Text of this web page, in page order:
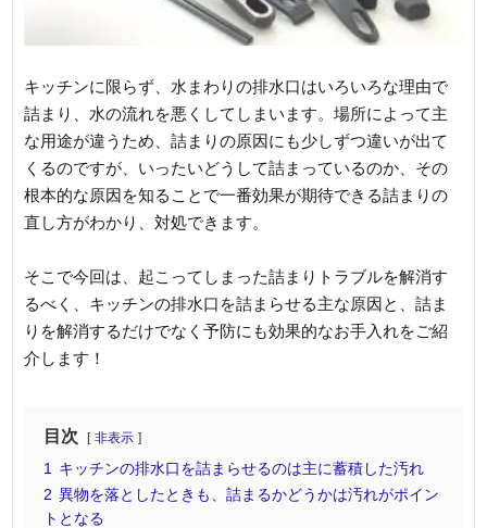
キッチンに限らず、水まわりの排水口はいろいろな理由で
詰まり、水の流れを悪くしてしまいます。場所によって主
な用途が違うため、詰まりの原因にも少しずつ違いが出て
くるのですが、いったいどうして詰まっているのか、その
根本的な原因を知ることで一番効果が期待できる詰まりの
直し方がわかり、対処できます。
そこで今回は、起こってしまった詰まりトラブルを解消す
るべく、キッチンの排水口を詰まらせる主な原因と、詰ま
りを解消するだけでなく予防にも効果的なお手入れをご紹
介します！
目次 非表示
1
キッチンの排水口を詰まらせるのは主に蓄積した汚れ
2 異物を落としたときも、詰まるかどうかは汚れがポイン
トとなる